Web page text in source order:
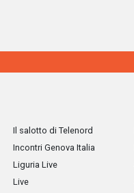
Il salotto di Telenord
Incontri Genova Italia
Liguria Live
Live